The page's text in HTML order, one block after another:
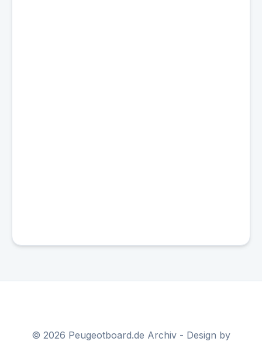
© 2026 Peugeotboard.de Archiv - Design by